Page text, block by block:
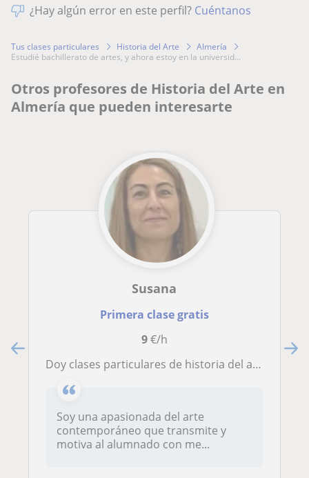
¿Hay algún error en este perfil? Cuéntanos
Tus clases particulares Historia del Arte
Almería
estudié bachillerato de artes, y ahora estoy en la universid...
Otros profesores de Historia del Arte en
Almería que pueden interesarte
Susana
Primera clase gratis
9€/h
Doy clases particulares de historia del arte nivel universidad
Soy una apasionada del arte
contemporáneo que transmite y
motiva al alumnado con me...